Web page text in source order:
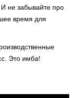
не забывайте про
время для
Это имба!